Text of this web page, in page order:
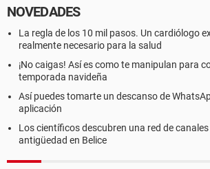
NOVEDADES
La regla de los 10 mil pasos. Un cardiólogo
realmente necesario para la salud
¡No caigas! Así es como te manipulan para
temporada navideña
Así puedes tomarte un descanso de
aplicación
Los científicos descubren una red de
antigüedad en Belice